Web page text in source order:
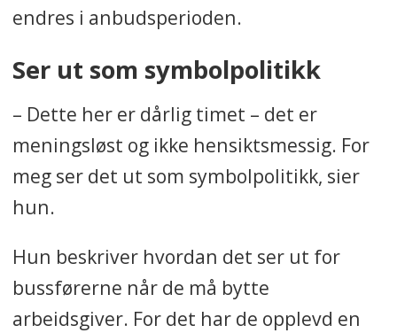
endres i anbudsperioden.
Ser ut som symbolpolitikk
– Dette her er dårlig timet – det er
meningsløst og ikke hensiktsmessig. For
meg ser det ut som symbolpolitikk, sier
hun.
Hun beskriver hvordan det ser ut for
bussførerne når de må bytte
arbeidsgiver. For det har de opplevd en